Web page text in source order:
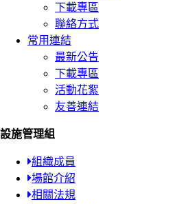
下載專區
聯絡方式
常用連結
最新公告
下載專區
活動花絮
友善連結
設施管理組
組織成員
場館介紹
相關法規